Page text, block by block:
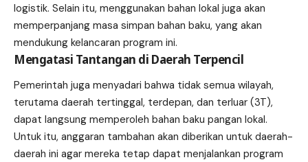
logistik. Selain itu, menggunakan bahan lokal juga akan
memperpanjang masa simpan bahan baku, yang akan
mendukung kelancaran program ini.
Mengatasi Tantangan di Daerah Terpencil
Pemerintah juga menyadari bahwa tidak semua wilayah,
terutama daerah tertinggal, terdepan, dan terluar (3T),
dapat langsung memperoleh bahan baku pangan lokal.
Untuk itu, anggaran tambahan akan diberikan untuk daerah-
daerah ini agar mereka tetap dapat menjalankan program